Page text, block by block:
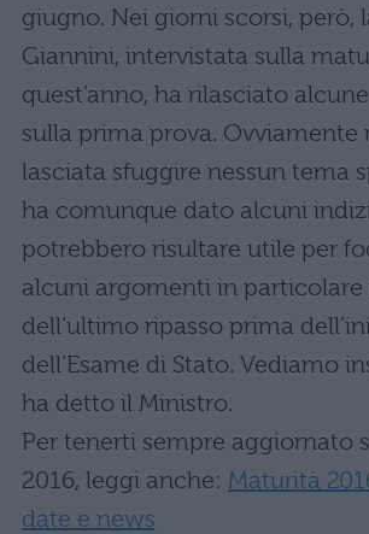
giugno. Nei giorni scorsi, però,
Giannini, intervistata sulla
quest’anno, ha rilasciato
sulla prima prova. Ovviamente
lasciata sfuggire nessun tema
ha comunque dato alcuni
potrebbero risultare utile per
alcuni argomenti in particolare
dell’ultimo ripasso prima
dell’Esame di Stato. Vediamo
ha detto il Ministro.
Per tenerti sempre aggiornato
2016, leggi anche: Maturità
date e news